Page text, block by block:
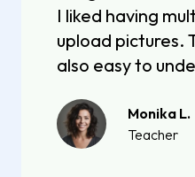
I liked having
upload pictures.
also easy to
Monika L.
Teacher